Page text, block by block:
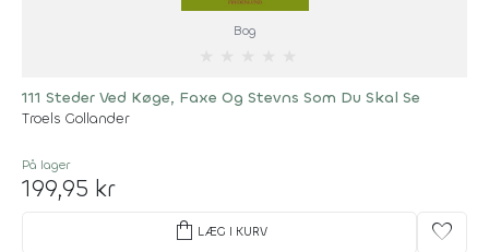
Bog
111 Steder Ved Køge, Faxe Og Stevns Som Du Skal Se
Troels Gollander
På lager
199,95 kr
shopping_bag LÆG I KURV favorite